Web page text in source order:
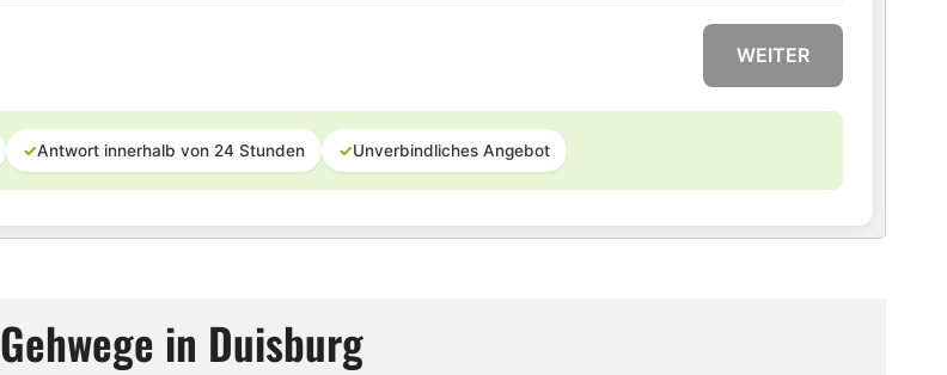
WEITER
✓Antwort innerhalb von 24 Stunden ✓Unverbindliches Angebot
in Duisburg